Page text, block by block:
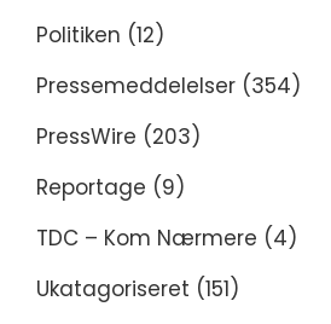
Politiken (12)
Pressemeddelelser (354)
PressWire (203)
Reportage (9)
TDC – Kom Nærmere (4)
Ukatagoriseret (151)